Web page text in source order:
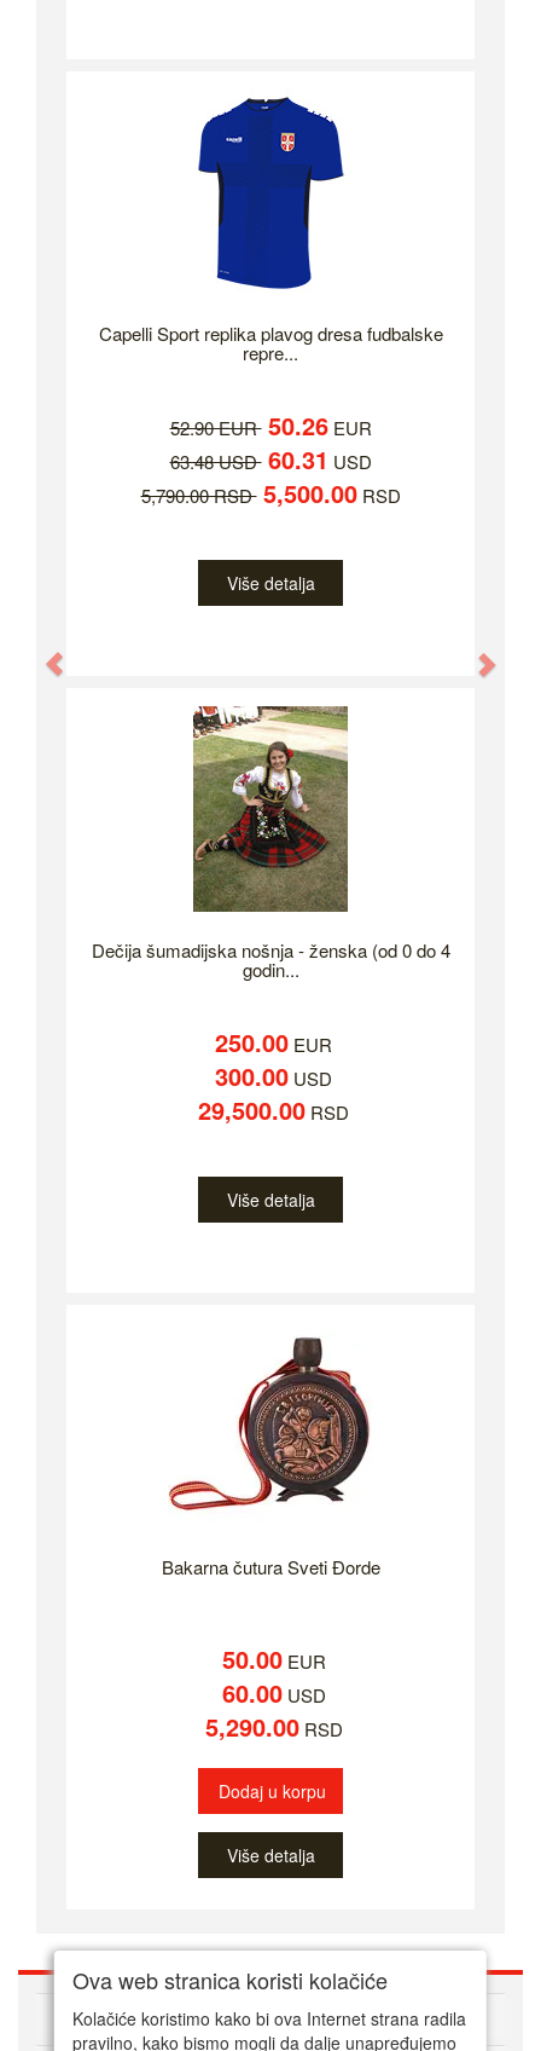
Capelli Sport replika plavog dresa fudbalske
repre...
52.90 EUR 50.26EUR
63.48 USD 60.31 USD
5,790.00 RSD 5,500.00RSD
Više detalja
Dečija šumadijska nošnja - ženska (od 0 do 4
godin...
250.00 EUR
300.00 USD
29,500.00 RSD
Više detalja
Bakarna čutura Sveti Đorde
50.00EUR
60.00USD
5,290.00RSD
Dodaj u korpu
Više detalja
O nama
Ova web stranica koristi kolačiće
Kolačiće koristimo kako bi ova Internet strana radila
pravilno, kako bismo mogli da dalje unapređujemo